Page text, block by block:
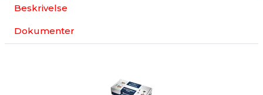
Beskrivelse
Dokumenter